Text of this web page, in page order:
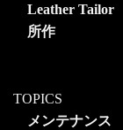
Leather Tailor
所作
TOPICS
メンテナンス